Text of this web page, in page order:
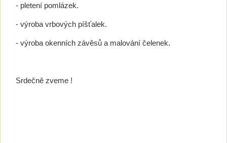
- pletení pomlázek.
- výroba vrbových píšťalek.
- výroba okenních závěsů a malování čelenek.
Srdečně zveme !